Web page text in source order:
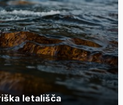
letališča